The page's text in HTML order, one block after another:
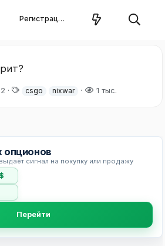
Регистрация
Тcsgo nixwar 1 тыс.
опционов
сигнал на покупку или продажу
Перейти